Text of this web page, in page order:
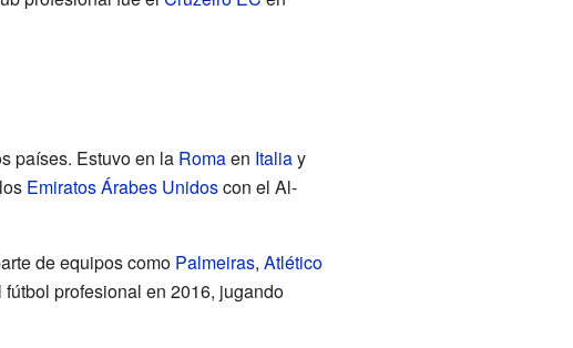
países. Estuvo en la Romaen Italiay
Emiratos Árabes Unidoscon el Al-
de equipos como Palmeiras, Atlético
fútbol profesional en 2016, jugando